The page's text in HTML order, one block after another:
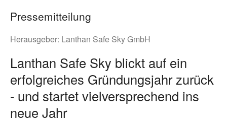
Pressemitteilung
Herausgeber: Lanthan Safe Sky GmbH
Lanthan Safe Sky blickt auf ein
erfolgreiches Gründungsjahr zurück
- und startet vielversprechend ins
neue Jahr